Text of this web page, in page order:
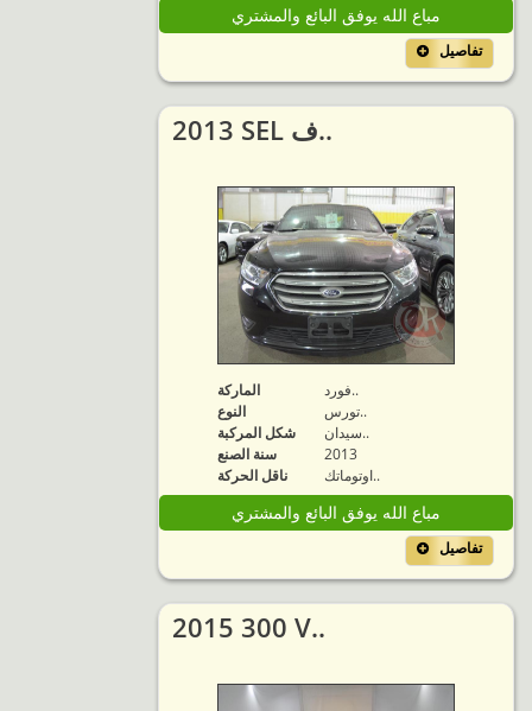
مباع الله يوفق البائع والمشتري
تفاصيل
2013 SEL ف..
الماركة
فورد..
النوع
تورس..
شكل المركبة
سيدان..
سنة الصنع
2013
ناقل الحركة
اوتوماتك..
مباع الله يوفق البائع والمشتري
تفاصيل
2015 300 V..